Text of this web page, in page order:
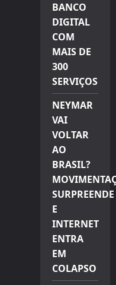
BANCO
DIGITAL
COM
MAIS DE
300
SERVIÇOS
NEYMAR
VAI
VOLTAR
AO
BRASIL?
SURPREENDE
E
INTERNET
ENTRA
EM
COLAPSO